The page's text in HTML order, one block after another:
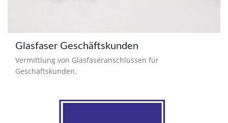
Glasfaser Geschäftskunden
Vermittlung von Glasfaseranschlüssen für
Geschäftskunden.